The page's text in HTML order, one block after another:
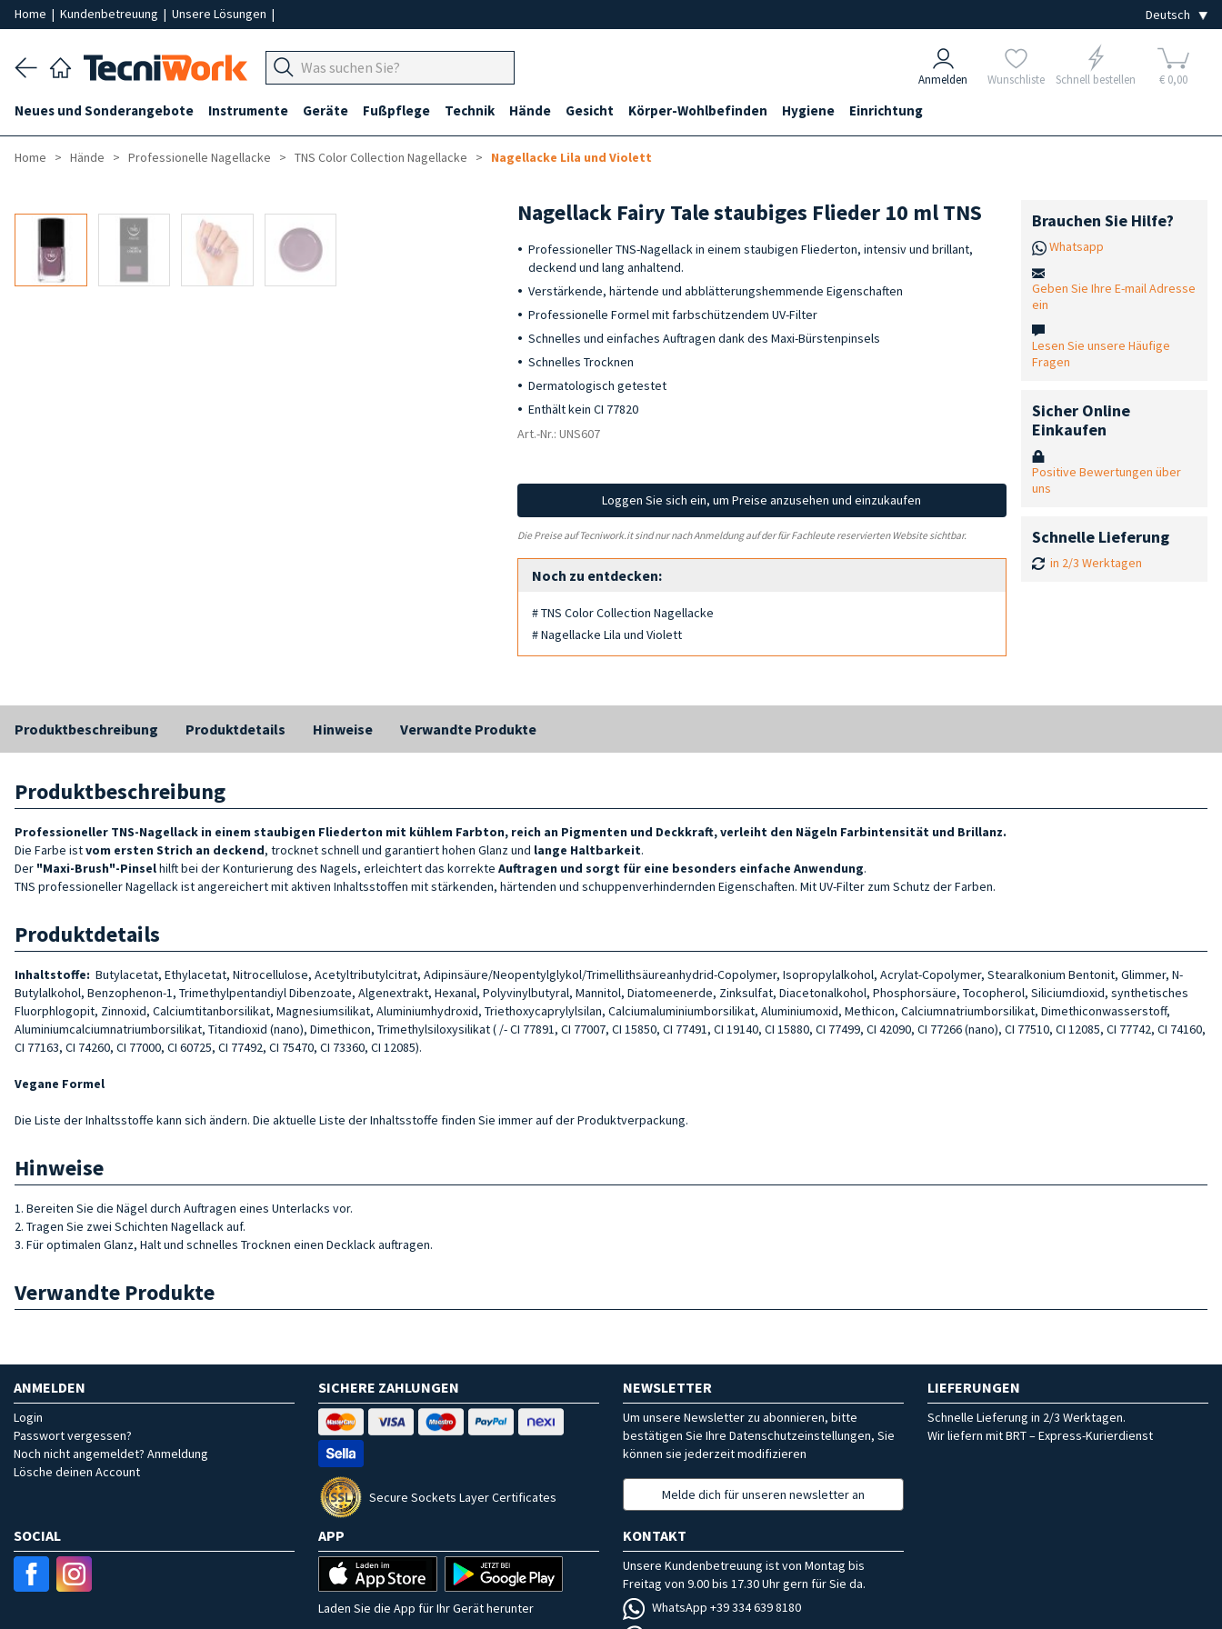
Home | Kundenbetreuung | Unsere Lösungen |
Anmelden Wunschliste Schnell bestellen € 0,00
Neues und Sonderangebote Instrumente Geräte Fußpflege Technik Hände Gesicht Körper-Wohlbefinden Hygiene Einrichtung
Home Hände Professionelle Nagellacke TNS Color Collection Nagellacke Nagellacke Lila und Violett
Nagellack Fairy Tale staubiges Flieder 10 ml TNS
Professioneller TNS-Nagellack in einem staubigen Fliederton, intensiv und brillant,
deckend und lang anhaltend.
Verstärkende, härtende und abblätterungshemmende Eigenschaften
Professionelle Formel mit farbschützendem UV-Filter
Schnelles und einfaches Auftragen dank des Maxi-Bürstenpinsels
Schnelles Trocknen
Dermatologisch getestet
Enthält kein CI 77820
Art.-Nr.: UNS607
Loggen Sie sich ein, um Preise anzusehen und einzukaufen
Die Preise auf Tecniwork.it sind nur nach Anmeldung auf der für Fachleute reservierten Website sichtbar.
Noch zu entdecken:
# TNS Color Collection Nagellacke
# Nagellacke Lila und Violett
Brauchen Sie Hilfe?
Whatsapp
Geben Sie Ihre E-mail Adresse
ein
Lesen Sie unsere Häufige
Fragen
Sicher Online
Einkaufen
Positive Bewertungen über
uns
Schnelle Lieferung
in 2/3 Werktagen
Produktbeschreibung Produktdetails Hinweise Verwandte Produkte
Produktbeschreibung
Professioneller TNS-Nagellack in einem staubigen Fliederton mit kühlem Farbton, reich an Pigmenten und Deckkraft, verleiht den Nägeln Farbintensität und Brillanz.
Die Farbe istvom ersten Strich an deckend, trocknet schnell und garantiert hohen Glanz und lange Haltbarkeit.
Der "Maxi-Brush"-Pinselhilft bei der Konturierung des Nagels, erleichtert das korrekte Auftragen und sorgt für eine besonders einfache Anwendung.
TNS professioneller Nagellack ist angereichert mit aktiven Inhaltsstoffen mit stärkenden, härtenden und schuppenverhindernden Eigenschaften. Mit UV-Filter zum Schutz der Farben.
Produktdetails
Inhaltstoffe: Butylacetat, Ethylacetat, Nitrocellulose, Acetyltributylcitrat, Adipinsäure/Neopentylglykol/Trimellithsäureanhydrid-Copolymer, Isopropylalkohol, Acrylat-Copolymer, Stearalkonium Bentonit, Glimmer, N-
Butylalkohol, Benzophenon-1, Trimethylpentandiyl Dibenzoate, Algenextrakt, Hexanal, Polyvinylbutyral, Mannitol, Diatomeenerde, Zinksulfat, Diacetonalkohol, Phosphorsäure, Tocopherol, Siliciumdioxid, synthetisches
Fluorphlogopit, Zinnoxid, Calciumtitanborsilikat, Magnesiumsilikat, Aluminiumhydroxid, Triethoxycaprylylsilan, Calciumaluminiumborsilikat, Aluminiumoxid, Methicon, Calciumnatriumborsilikat, Dimethiconwasserstoff,
Aluminiumcalciumnatriumborsilikat, Titandioxid (nano), Dimethicon, Trimethylsiloxysilikat ( /- CI 77891, CI 77007, CI 15850, CI 77491, CI 19140, CI 15880, CI 77499, CI 42090, CI 77266 (nano), CI 77510, CI 12085, CI 77742, CI 74160,
CI 77163, CI 74260, CI 77000, CI 60725, CI 77492, CI 75470, CI 73360, CI 12085).
Vegane Formel
Die Liste der Inhaltsstoffe kann sich ändern. Die aktuelle Liste der Inhaltsstoffe finden Sie immer auf der Produktverpackung.
Hinweise
1. Bereiten Sie die Nägel durch Auftragen eines Unterlacks vor.
2. Tragen Sie zwei Schichten Nagellack auf.
3. Für optimalen Glanz, Halt und schnelles Trocknen einen Decklack auftragen.
Verwandte Produkte
ANMELDEN
Login
Passwort vergessen?
Noch nicht angemeldet? Anmeldung
Lösche deinen Account
SICHERE ZAHLUNGEN
Secure Sockets Layer Certificates
NEWSLETTER
Um unsere Newsletter zu abonnieren, bitte
bestätigen Sie Ihre Datenschutzeinstellungen, Sie
können sie jederzeit modifizieren
Melde dich für unseren newsletter an
LIEFERUNGEN
Schnelle Lieferung in 2/3 Werktagen.
Wir liefern mit BRT – Express-Kurierdienst
SOCIAL APP
Laden Sie die App für Ihr Gerät herunter
KONTAKT
Unsere Kundenbetreuung ist von Montag bis
Freitag von 9.00 bis 17.30 Uhr gern für Sie da.
WhatsApp +39 334 639 8180